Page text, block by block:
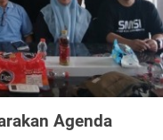
Agenda